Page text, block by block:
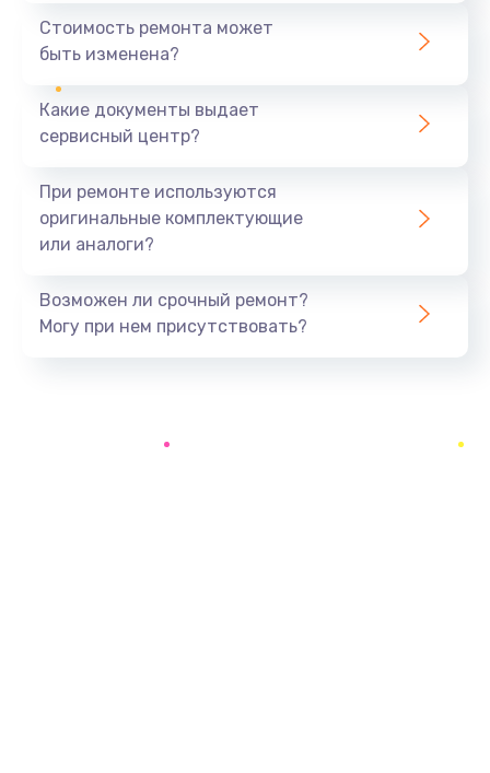
1440 руб.
Ремонт южного моста
Замена батарейки BIOS
Заказать
Стоимость ремонта может
быть изменена?
Какие документы выдает
сервисный центр?
При ремонте используются
оригинальные комплектующие
или аналоги?
Возможен ли срочный ремонт?
Могу при нем присутствовать?